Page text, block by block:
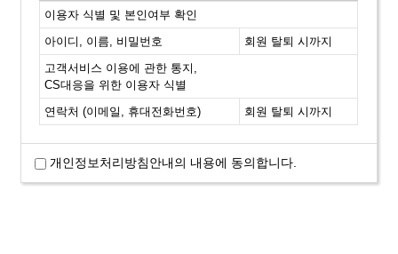
이용자 식별 및 본인여부 확인
아이디, 이름, 비밀번호
회원 탈퇴 시까지
고객서비스 이용에 관한 통지,
CS대응을 위한 이용자 식별
연락처 (이메일, 휴대전화번호)
회원 탈퇴 시까지
개인정보처리방침안내의 내용에 동의합니다.